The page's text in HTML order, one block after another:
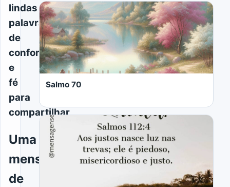
lindas
palavras
de
conforto
e
fé
para
compartilhar
Uma
mensagem
de
LER MAIS
Salmo 70